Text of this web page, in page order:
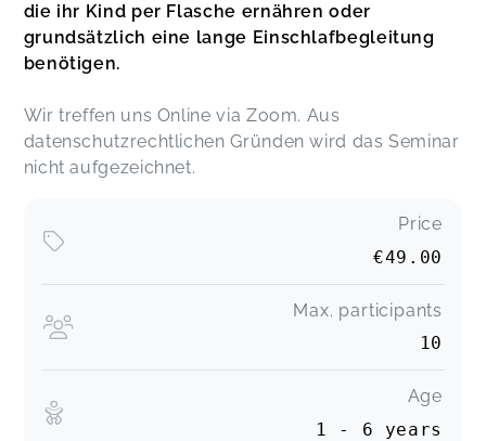
die ihr Kind per Flasche ernähren oder
grundsätzlich eine lange Einschlafbegleitung
benötigen.
Wir treffen uns Online via Zoom. Aus
datenschutzrechtlichen Gründen wird das Seminar
nicht aufgezeichnet.
Price
€49.00
Max. participants
10
Age
1 - 6 years